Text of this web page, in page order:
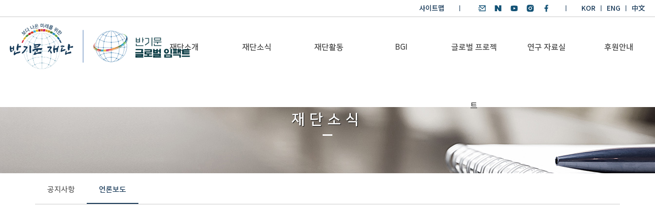
사이트맵 KOR ENG 中文
재단소개 재단소식 재단활동 BGI 글로벌 프로젝
트
연구 자료실 후원안내
행사
갤러리
Platform
Trans-Pacific
Sustainability
Dialogue
SDGs 영어 에세이
기후환경리더
양성과정 수상작
재단소식
공지사항 언론보도